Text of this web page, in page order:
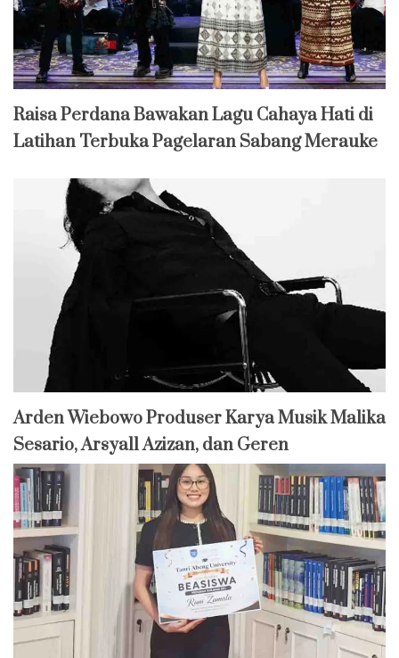
Raisa Perdana Bawakan Lagu Cahaya Hati di
Latihan Terbuka Pagelaran Sabang Merauke
Arden Wiebowo Produser Karya Musik Malika
Sesario, Arsyall Azizan, dan Geren